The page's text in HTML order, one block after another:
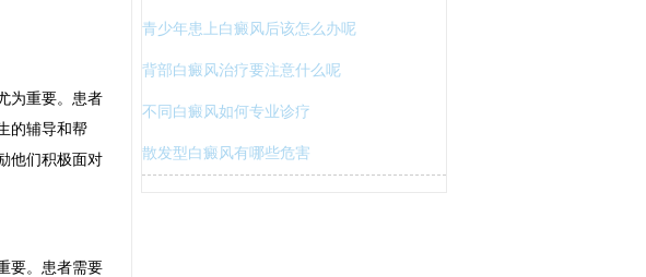
为重要。患者
的辅导和帮
他们积极面对
要。患者需要
青少年患上白癜风后该怎么办呢
背部白癜风治疗要注意什么呢
不同白癜风如何专业诊疗
散发型白癜风有哪些危害